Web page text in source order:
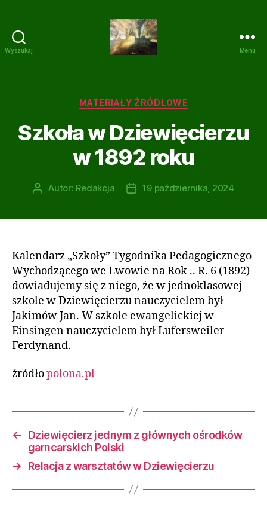
Wyszukaj
i
gliny
Menu
Kategorie
MATERIAŁY ŹRÓDŁOWE
Szkoła w Dziewięcierzu
w 1892 roku
AutorAutor: Redakcja
Data19 października, 2024
Kalendarz „Szkoły” Tygodnika Pedagogicznego
Wychodzącego we Lwowie na Rok .. R. 6 (1892)
dowiadujemy się z niego, że w jednoklasowej
szkole w Dziewięcierzu nauczycielem był
Jakimów Jan. W szkole ewangelickiej w
Einsingen nauczycielem był Lufersweiler
Ferdynand.
źródłopolona.pl
←
Dziewięcierz jednym z głównych ośrodków
garncarskich Polski
→
Relacja z warsztatów w Dziewięcierzu